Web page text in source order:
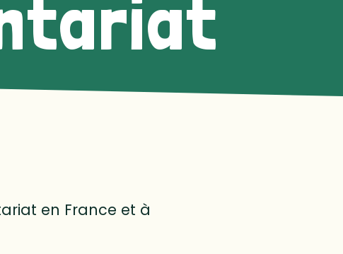
en France et à